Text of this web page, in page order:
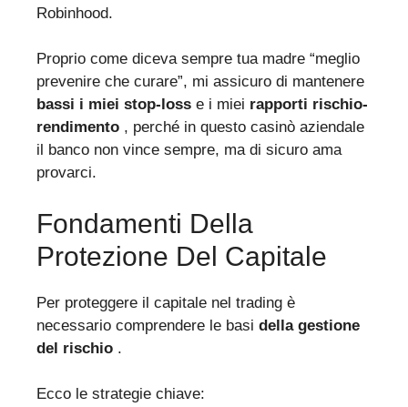
Robinhood.
Proprio come diceva sempre tua madre “meglio
prevenire che curare”, mi assicuro di mantenere
bassi i miei stop-loss e i miei rapporti rischio-
rendimento , perché in questo casinò aziendale
il banco non vince sempre, ma di sicuro ama
provarci.
Fondamenti Della
Protezione Del Capitale
Per proteggere il capitale nel trading è
necessario comprendere le basi della gestione
del rischio .
Ecco le strategie chiave: